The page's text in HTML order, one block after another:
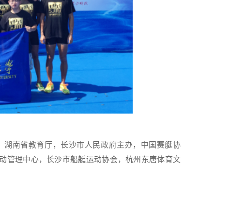
南省教育厅，长沙市人民政府主办，中国赛艇协
管理中心，长沙市船艇运动协会，杭州东唐体育文